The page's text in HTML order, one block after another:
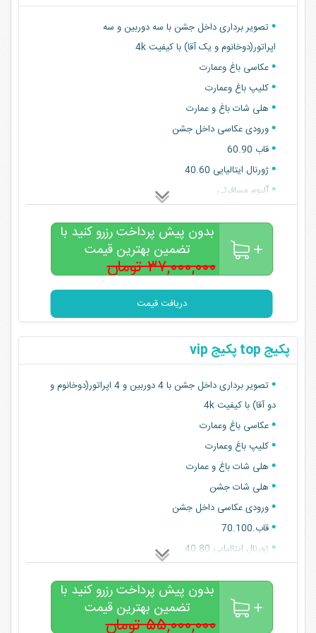
تصویر برداری داخل جشن با سه دوربین و سه
اپراتور(دوخانوم و یک آقا) با کیفیت 4k
عکاسی باغ ‌وعمارت
کلیپ باغ وعمارت
هلی شات باغ و عمارت
ورودی عکاسی داخل جشن
قاب 60.90
ژورنال ایتالیایی 40.60
آلبوم مسافرتی
تدوین حرفه ای کلیپ
پخش کلیپ روز
ورودی باغ ‌وعمارت
استابلایزر و کیت کامل لنز و نور
کرین
دیتا پروژکتور
هدیه ویژه از طرف مجموعه به انتخاب مشتری
بدون پیش پرداخت رزرو کنید با
تضمین بهترین قیمت
۳۷,۰۰۰,۰۰۰ تومان
۳۰,۰۰۰,۰۰۰تومان
دریافت قیمت
پکیج top پکیج vip
تصویر برداری داخل جشن با 4 دوربین و 4 اپراتور(دوخانوم و
دو آقا) با کیفیت 4k
عکاسی باغ ‌وعمارت
کلیپ باغ وعمارت
هلی شات باغ و عمارت
هلی شات جشن
ورودی عکاسی داخل جشن
قاب.70.100
ژورنال ایتالیایی 40.80
تدوین کامل و حرفه فیلم
تدوین حرفه ای کلیپ
بدون پیش پرداخت رزرو کنید با
تضمین بهترین قیمت
۵۵,۰۰۰,۰۰۰ تومان